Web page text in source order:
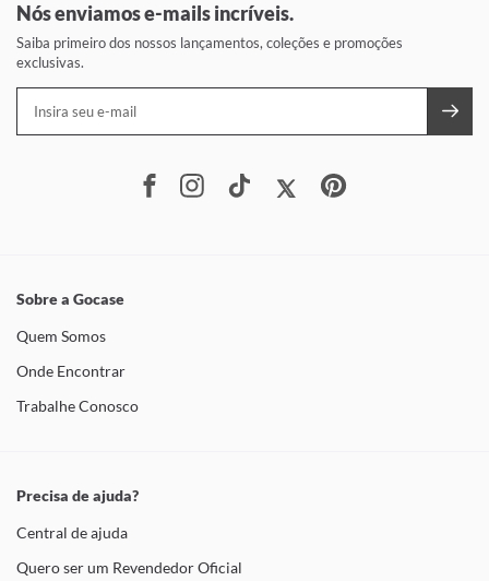
Nós enviamos e-mails incríveis.
Saiba primeiro dos nossos lançamentos, coleções e promoções
exclusivas.
Sobre a Gocase
Quem Somos
Onde Encontrar
Trabalhe Conosco
Precisa de ajuda?
Central de ajuda
Quero ser um Revendedor Oficial